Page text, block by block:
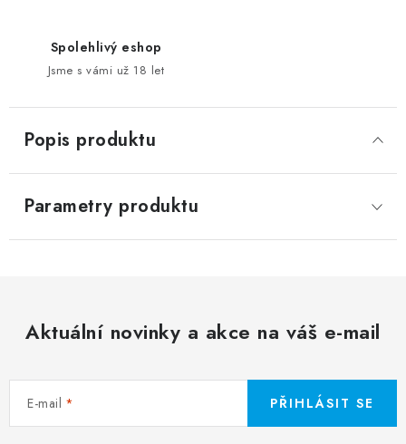
Spolehlivý eshop
Jsme s vámi už 18 let
Popis produktu
Parametry produktu
Aktuální novinky a akce na váš e-mail
E-mail PŘIHLÁSIT SE